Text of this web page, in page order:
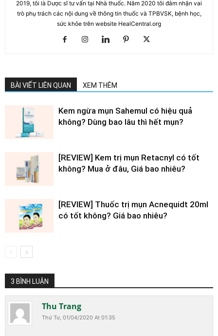
2019, tôi là Dược sĩ tư vấn tại Nhà thuốc. Năm 2020 tôi đảm nhận vai
trò phụ trách các nội dung về thông tin thuốc và TPBVSK, bệnh học,
sức khỏe trên website HealCentral.org
BÀI VIẾT LIÊN QUAN XEM THÊM
Kem ngừa mụn Sahemul có hiệu quả
không? Dùng bao lâu thì hết mụn?
[REVIEW] Kem trị mụn Retacnyl có tốt
không? Mua ở đâu, Giá bao nhiêu?
[REVIEW] Thuốc trị mụn Acnequidt 20ml
có tốt không? Giá bao nhiêu?
3 BÌNH LUẬN
Thu Trang
Thứ Tư, 01/04/2020 At 01:35